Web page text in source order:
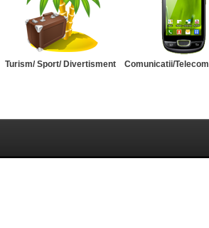
Turism/ Sport/ Divertisment Comunicatii/